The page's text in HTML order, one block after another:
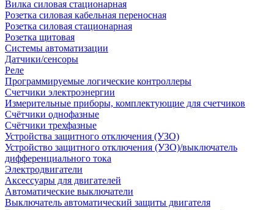
Вилка силовая стационарная
Розетка силовая кабельная переносная
Розетка силовая стационарная
Розетка щитовая
Системы автоматизации
Датчики/сенсоры
Реле
Программируемые логические контроллеры
Счетчики электроэнергии
Измерительные приборы, комплектующие для счетчиков
Счётчики однофазные
Счётчики трехфазные
Устройства защитного отключения (УЗО)
Устройство защитного отключения (УЗО)/выключатель
дифференциального тока
Электродвигатели
Аксессуары для двигателей
Автоматические выключатели
Выключатель автоматический защиты двигателя